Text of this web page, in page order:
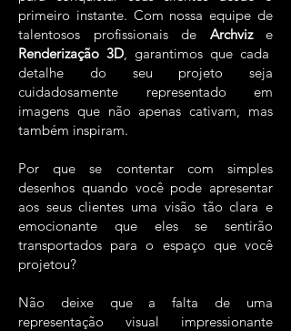
primeiro instante. Com nossa equipe de
talentosos profissionais de Archviz e
Renderização 3D, garantimos que cada
detalhe do seu projeto seja
cuidadosamente representado em
imagens que não apenas cativam, mas
também inspiram.
Por que se contentar com simples
desenhos quando você pode apresentar
aos seus clientes uma visão tão clara e
emocionante que eles se sentirão
transportados para o espaço que você
projetou?
Não deixe que a falta de uma
representação visual impressionante